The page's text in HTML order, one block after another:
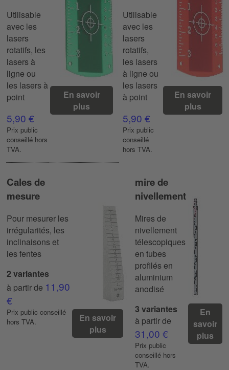
Utilisable
avec les
lasers
rotatifs, les
lasers à
ligne ou
les lasers à
point
5,90 €
Prix ​​public
conseillé hors
TVA.
En savoir
plus
Utilisable
avec les
lasers
rotatifs,
les lasers
à ligne ou
les lasers
à point
5,90 €
Prix ​​public
conseillé
hors TVA.
En savoir
plus
Cales de
mesure
Pour mesurer les
irrégularités, les
inclinaisons et
les fentes
2 variantes
à partir de 11,90
€
Prix ​​public conseillé
hors TVA.
En savoir
plus
mire de
nivellement
Mires de
nivellement
télescopiques
en tubes
profilés en
aluminium
anodisé
3 variantes
à partir de
31,00 €
Prix ​​public
conseillé hors
TVA.
En
savoir
plus